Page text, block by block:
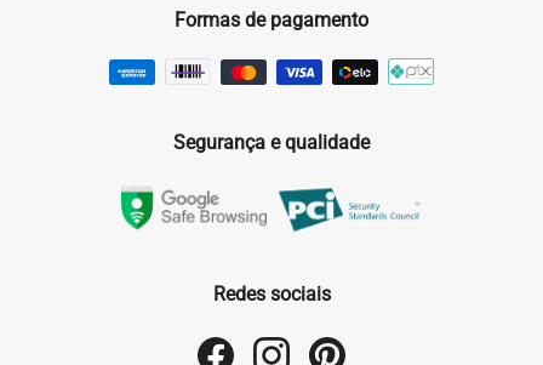
Formas de pagamento
Segurança e qualidade
Redes sociais